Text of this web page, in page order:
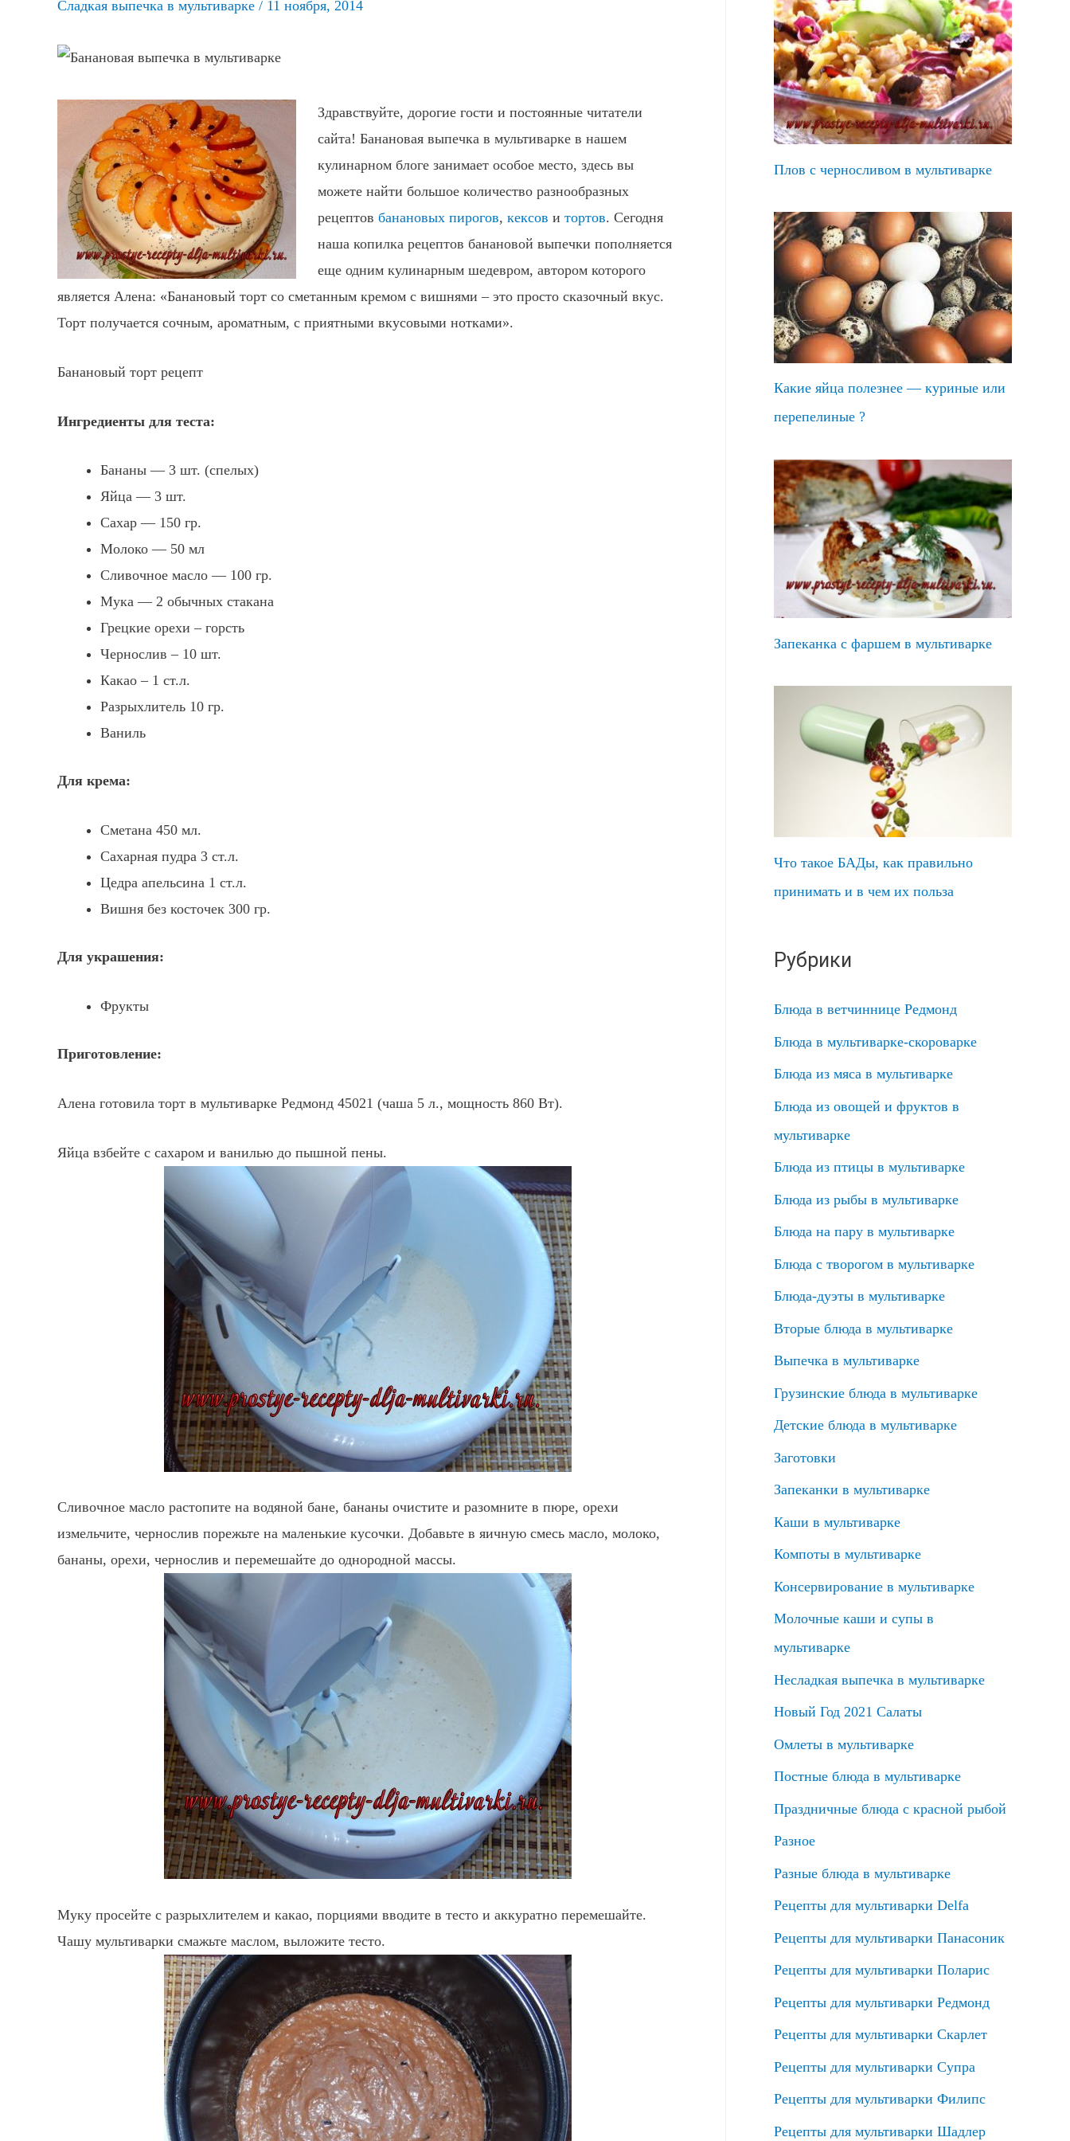
Сладкая выпечка в мультиварке / 11 ноября, 2014
Здравствуйте, дорогие гости и постоянные читатели
сайта! Банановая выпечка в мультиварке в нашем
кулинарном блоге занимает особое место, здесь вы
можете найти большое количество разнообразных
рецептов банановых пирогов, кексов и тортов. Сегодня
наша копилка рецептов банановой выпечки пополняется
еще одним кулинарным шедевром, автором которого
является Алена: «Банановый торт со сметанным кремом с вишнями – это просто сказочный вкус.
Торт получается сочным, ароматным, с приятными вкусовыми нотками».
Банановый торт рецепт
Ингредиенты для теста:
Бананы — 3 шт. (спелых)
Яйца — 3 шт.
Сахар — 150 гр.
Молоко — 50 мл
Сливочное масло — 100 гр.
Мука — 2 обычных стакана
Грецкие орехи – горсть
Чернослив – 10 шт.
Какао – 1 ст.л.
Разрыхлитель 10 гр.
Ваниль
Для крема:
Сметана 450 мл.
Сахарная пудра 3 ст.л.
Цедра апельсина 1 ст.л.
Вишня без косточек 300 гр.
Для украшения:
Фрукты
Приготовление:
Алена готовила торт в мультиварке Редмонд 45021 (чаша 5 л., мощность 860 Вт).
Яйца взбейте с сахаром и ванилью до пышной пены.
Сливочное масло растопите на водяной бане, бананы очистите и разомните в пюре, орехи
измельчите, чернослив порежьте на маленькие кусочки. Добавьте в яичную смесь масло, молоко,
бананы, орехи, чернослив и перемешайте до однородной массы.
Муку просейте с разрыхлителем и какао, порциями вводите в тесто и аккуратно перемешайте.
Чашу мультиварки смажьте маслом, выложите тесто.
Плов с черносливом в мультиварке
Какие яйца полезнее — куриные или
перепелиные ?
Запеканка с фаршем в мультиварке
Что такое БАДы, как правильно
принимать и в чем их польза
Рубрики
Блюда в ветчиннице Редмонд
Блюда в мультиварке-скороварке
Блюда из мяса в мультиварке
Блюда из овощей и фруктов в
мультиварке
Блюда из птицы в мультиварке
Блюда из рыбы в мультиварке
Блюда на пару в мультиварке
Блюда с творогом в мультиварке
Блюда-дуэты в мультиварке
Вторые блюда в мультиварке
Выпечка в мультиварке
Грузинские блюда в мультиварке
Детские блюда в мультиварке
Заготовки
Запеканки в мультиварке
Каши в мультиварке
Компоты в мультиварке
Консервирование в мультиварке
Молочные каши и супы в
мультиварке
Несладкая выпечка в мультиварке
Новый Год 2021 Салаты
Омлеты в мультиварке
Постные блюда в мультиварке
Праздничные блюда с красной рыбой
Разное
Разные блюда в мультиварке
Рецепты для мультиварки Delfa
Рецепты для мультиварки Панасоник
Рецепты для мультиварки Поларис
Рецепты для мультиварки Редмонд
Рецепты для мультиварки Скарлет
Рецепты для мультиварки Супра
Рецепты для мультиварки Филипс
Рецепты для мультиварки Шадлер